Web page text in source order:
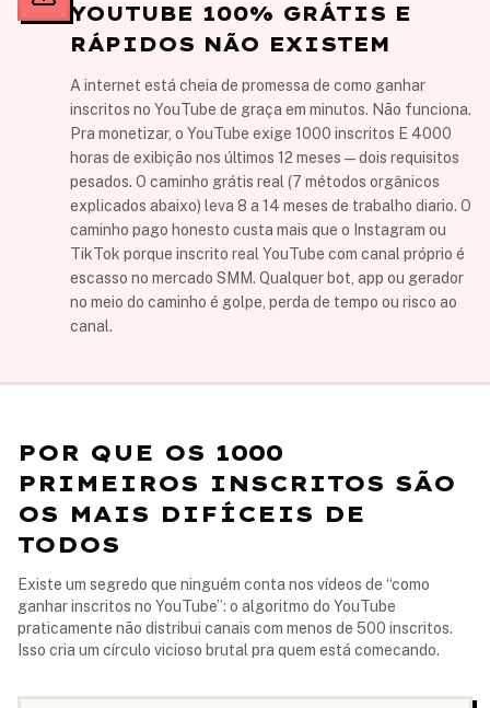
YOUTUBE 100% GRÁTIS E
RÁPIDOS NÃO EXISTEM
A internet está cheia de promessa de como ganhar
inscritos no YouTube de graça em minutos. Não funciona.
Pra monetizar, o YouTube exige 1000 inscritos E 4000
horas de exibição nos últimos 12 meses — dois requisitos
pesados. O caminho grátis real (7 métodos orgânicos
explicados abaixo) leva 8 a 14 meses de trabalho diario. O
caminho pago honesto custa mais que o Instagram ou
TikTok porque inscrito real YouTube com canal próprio é
escasso no mercado SMM. Qualquer bot, app ou gerador
no meio do caminho é golpe, perda de tempo ou risco ao
canal.
POR QUE OS 1000
PRIMEIROS INSCRITOS SÃO
OS MAIS DIFÍCEIS DE
TODOS
Existe um segredo que ninguém conta nos vídeos de “como
ganhar inscritos no YouTube”: o algoritmo do YouTube
praticamente não distribui canais com menos de 500 inscritos.
Isso cria um círculo vicioso brutal pra quem está comecando.